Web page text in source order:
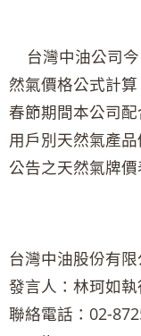
台灣中油公司今
然氣價格公式計
春節期間本公司
用戶別天然氣產
公告之天然氣牌價
台灣中油股份有限
發言人：林珂如執
聯絡電話：02-